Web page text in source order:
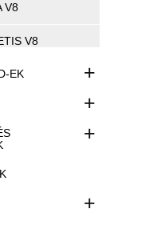
V8
V8
EK +
+
+
+